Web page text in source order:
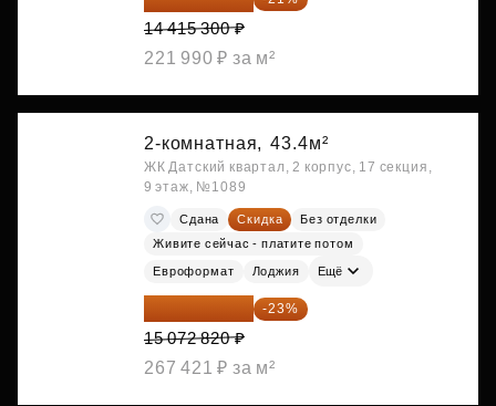
14 415 300 ₽
221 990 ₽ за м²
2-комнатная, 43.4м²
ЖК Датский квартал, 2 корпус, 17 секция,
9 этаж, №1089
Сдана Скидка
Без отделки
Живите сейчас - платите потом
Евроформат Лоджия Ещё
11 606 071 ₽ -23%
15 072 820 ₽
267 421 ₽ за м²